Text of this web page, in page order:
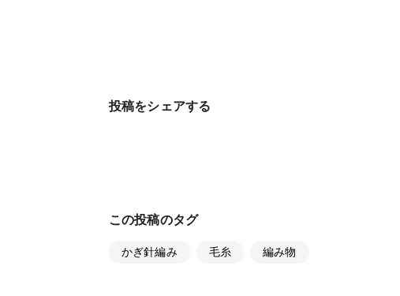
投稿をシェアする
この投稿のタグ
かぎ針編み 毛糸 編み物